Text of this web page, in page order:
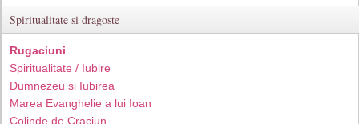
Spiritualitate si dragoste
Rugaciuni
Spiritualitate / Iubire
Dumnezeu si Iubirea
Marea Evanghelie a lui Ioan
Colinde de Craciun